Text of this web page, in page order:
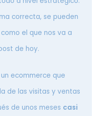
correcta, se pueden
el que nos va a
de hoy.
ecommerce que
de las visitas y ventas
de unos meses casi